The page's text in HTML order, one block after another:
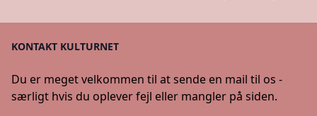
KONTAKT KULTURNET
Du er meget velkommen til at sende en mail til os -
særligt hvis du oplever fejl eller mangler på siden.